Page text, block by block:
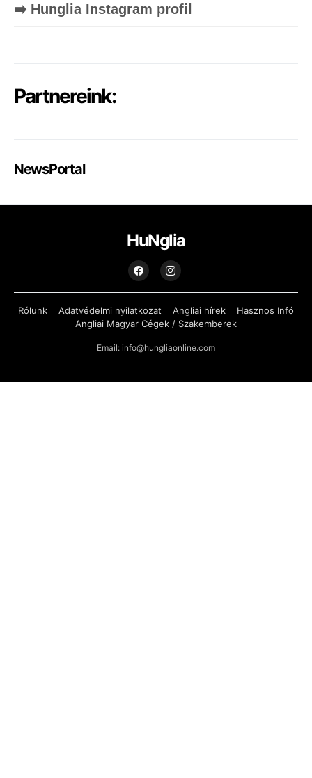
➡️ Hunglia Instagram profil
Partnereink:
NewsPortal
HuNglia
Rólunk Adatvédelmi nyilatkozat Angliai hírek
Hasznos Infó
Angliai Magyar Cégek / Szakemberek
Email: info@hungliaonline.com